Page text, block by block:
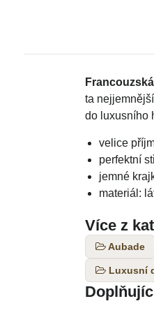
ta
do luxusního
velice
perfektní
jemné
materiál:
Více z
Aubade
Luxusní